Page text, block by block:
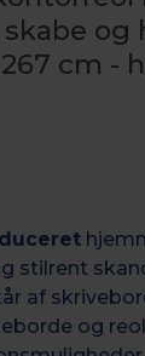
og
cm -
stilrent
af
og